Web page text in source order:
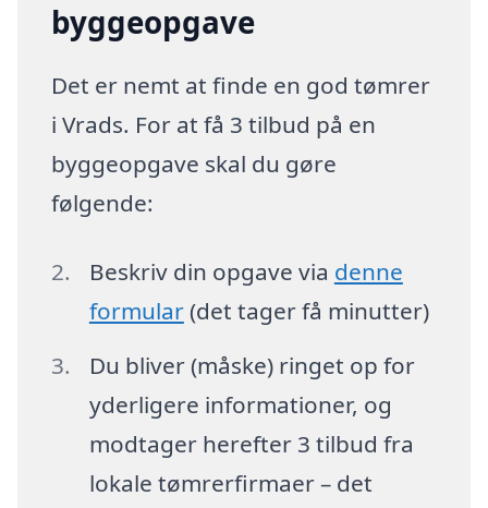
byggeopgave
Det er nemt at finde en god tømrer
i Vrads. For at få 3 tilbud på en
byggeopgave skal du gøre
følgende:
Beskriv din opgave via denne
formular(det tager få minutter)
Du bliver (måske) ringet op for
yderligere informationer, og
modtager herefter 3 tilbud fra
lokale tømrerfirmaer – det